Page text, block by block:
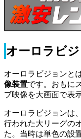
オーロラビ
オーロラビジョンとは
像装置です。おもに
ブ映像を大画面で表
オーロラビジョンは
行われた大リーグの
た。当時は単色の設